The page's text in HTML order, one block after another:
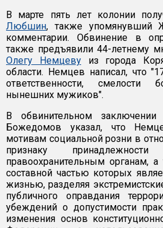
В марте пять лет колонии
Любшин, также упомянувший
комментарии. Обвинение в
также предъявили 44-летнему
Олегу Немцевуиз города
области. Немцев написал, что
ответственности,
нынешних мужиков".
В обвинительном заключении
Божедомов указал, что
мотивам социальной розни в
признаку
правоохранительным органам,
составной частью которых
жизнью, разделяя
публичного оправдания
убеждений о допустимости
изменения основ